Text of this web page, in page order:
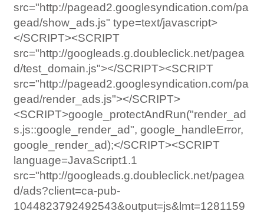
src="http://pagead2.googlesyndication.com/pa
gead/show_ads.js" type=text/javascript>
</SCRIPT><SCRIPT
src="http://googleads.g.doubleclick.net/pagea
d/test_domain.js"></SCRIPT><SCRIPT
src="http://pagead2.googlesyndication.com/pa
gead/render_ads.js"></SCRIPT>
<SCRIPT>google_protectAndRun("render_ad
s.js::google_render_ad", google_handleError,
google_render_ad);</SCRIPT><SCRIPT
language=JavaScript1.1
src="http://googleads.g.doubleclick.net/pagea
d/ads?client=ca-pub-
1044823792492543&output=js&lmt=1281159